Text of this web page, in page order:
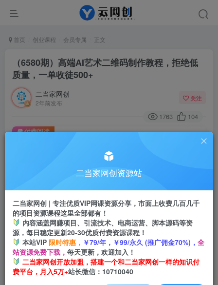
首页 创业课程 会员专属 正文
（6580期）高端AI艺术二维码制作教程，拒绝低
质量，一单收徒500+
二当家网创
2年前发布
关注
1763 104
此内容为付费阅读，请付费后查看
会员专属资源
会员免费
开通会员
付费阅读
二当家网创资源站
二当家网创 | 专注优质VIP网课资源分享，市面上收费几百几千
的项目资源课程这里全部都有！
内容涵盖网赚项目、引流技术、电商运营、脚本源码等资
源，每日稳定更新20-30优质付费资源课程！
本站VIP 限时特惠， ￥79/年，￥99/永久 (推广佣金70%)， 全
站资源免费下载， 每天更新，欢迎加入！
二当家网创开放加盟，搭建一个和二当家网创一样的知识付
费平台，月入5万+站长微信：10710040